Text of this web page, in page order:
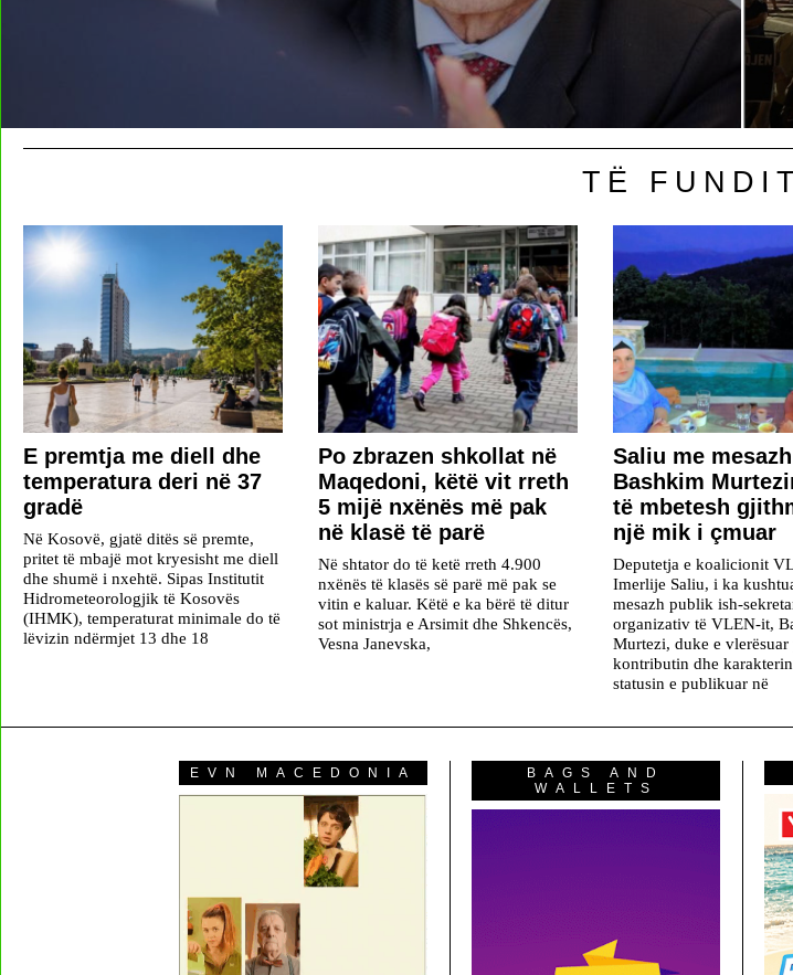
TË
E premtja me diell dhe
temperatura deri në 37
gradë
Në Kosovë, gjatë ditës së premte,
pritet të mbajë mot kryesisht me diell
dhe shumë i nxehtë. Sipas Institutit
Hidrometeorologjik të Kosovës
(IHMK), temperaturat minimale do të
lëvizin ndërmjet 13 dhe 18
Po zbrazen shkollat në
Maqedoni, këtë vit rreth
5 mijë nxënës më pak
në klasë të parë
Në shtator do të ketë rreth 4.900
nxënës të klasës së parë më pak se
vitin e kaluar. Këtë e ka bërë të ditur
sot ministrja e Arsimit dhe Shkencës,
Vesna Janevska,
Saliu me
Bashkim
të mbetesh
një mik i çmuar
Deputetja e koalicionit
Imerlije Saliu, i ka
mesazh publik ish-
organizativ të VLEN-it,
Murtezi, duke e vlerësuar
kontributin dhe
statusin e publikuar në
EVN MACEDONIA
BAGS AND
WALLETS